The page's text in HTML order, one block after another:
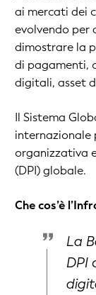
ai mercati dei
evolvendo per
dimostrare la
di pagamenti,
digitali, asset
Il Sistema
internazionale
organizzativa
(DPI) globale.
Che cos’è
La
DPI